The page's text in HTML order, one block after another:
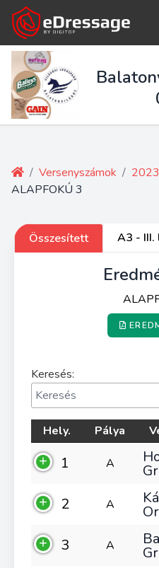
/ Versenyszámok /
ALAPFOKÚ 3
Összesített A3 - III.
Keresés:
Hely. Pálya
1 A
2 A
3 A